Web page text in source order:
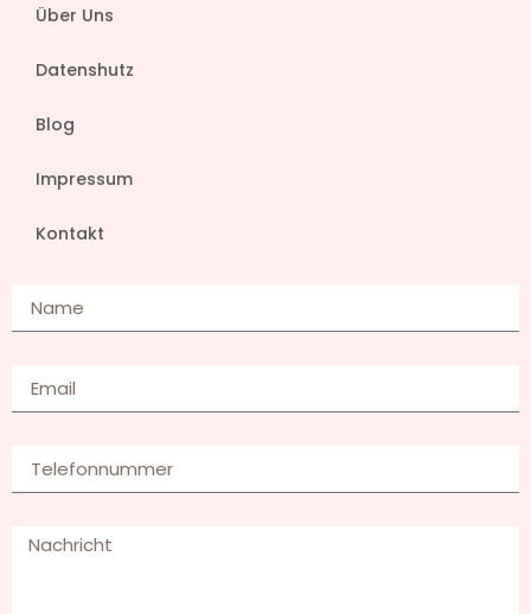
Über Uns
Datenshutz
Blog
Impressum
Kontakt